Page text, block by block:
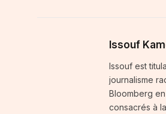
Issouf
Issouf est
journalisme
Bloomberg
consacrés à